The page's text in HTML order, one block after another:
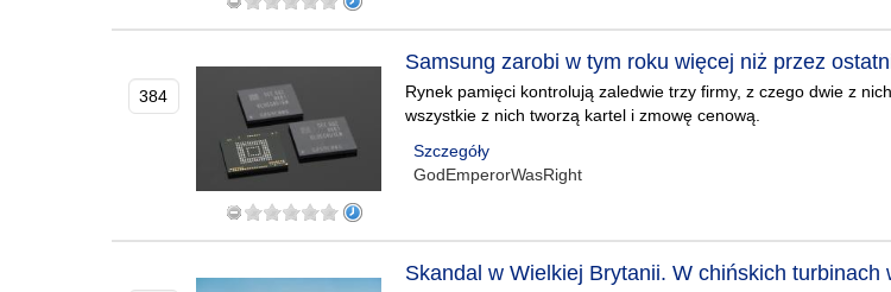
384
Samsung zarobi w tym roku więcej niż przez
Rynek pamięci kontrolują zaledwie trzy firmy, z czego dwie z
wszystkie z nich tworzą kartel i zmowę cenową.
Szczegóły
GodEmperorWasRight
Skandal w Wielkiej Brytanii. W chińskich